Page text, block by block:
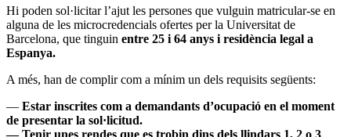
Hi poden sol·licitar l’ajut les persones que vulguin matricular-se en
alguna de les microcredencials ofertes per la Universitat de
Barcelona, que tinguin entre 25 i 64 anys i residència legal a
Espanya.
A més, han de complir com a mínim un dels requisits següents:
— Estar inscrites com a demandants d’ocupació en el moment
de presentar la sol·licitud.